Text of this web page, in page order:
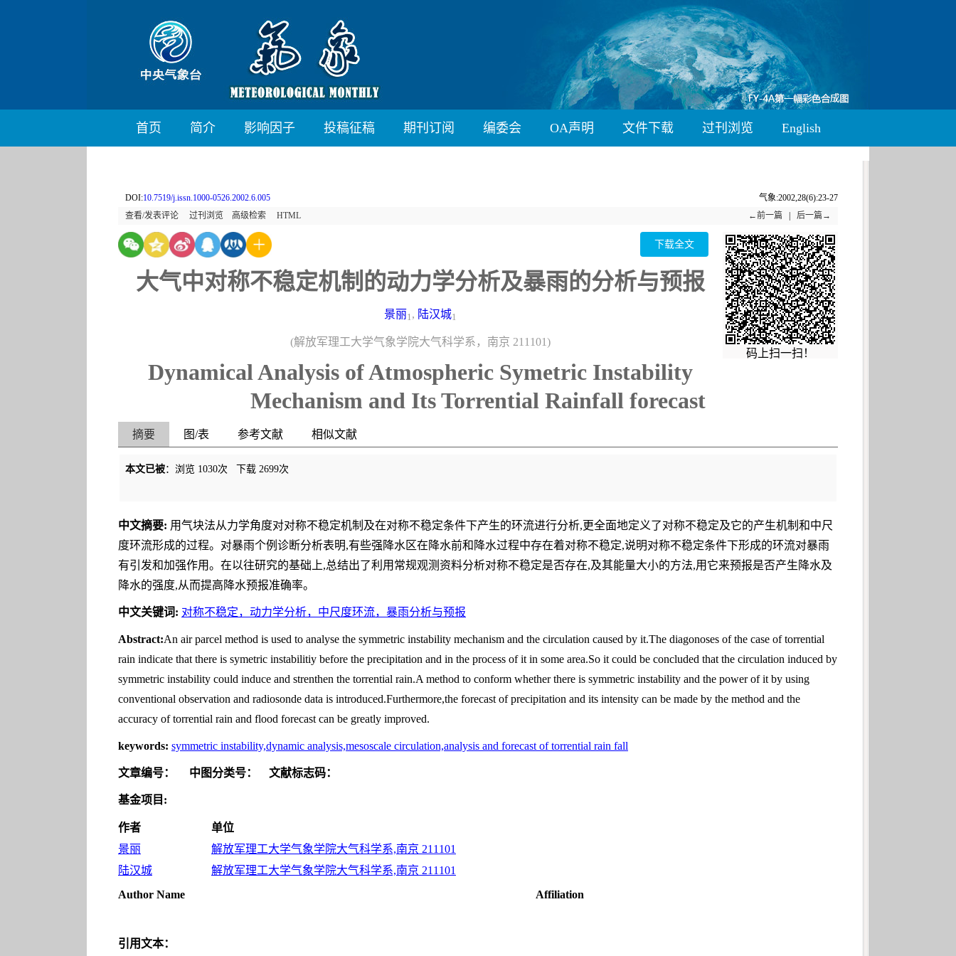
首页 简介 影响因子 投稿征稿 期刊订阅 编委会 OA声明 文件下载 过刊浏览 English
DOI:10.7519/j.issn.1000-0526.2002.6.005
气象:2002,28(6):23-27
查看/发表评论
过刊浏览 高级检索 HTML ←前一篇 后一篇→
码上扫一扫！
下载全文
大气中对称不稳定机制的动力学分析及暴雨的分析与预报
景丽1, 陆汉城1
(解放军理工大学气象学院大气科学系，南京 211101)
Dynamical Analysis of Atmospheric Symetric Instability
Mechanism and Its Torrential Rainfall forecast
摘要 图/表 参考文献 相似文献
本文已被：浏览 1030次 下载 2699次
中文摘要: 用气块法从力学角度对对称不稳定机制及在对称不稳定条件下产生的环流进行分析,更全面地定义了对称不稳定及它的产生机制和中尺
度环流形成的过程。对暴雨个例诊断分析表明,有些强降水区在降水前和降水过程中存在着对称不稳定,说明对称不稳定条件下形成的环流对暴雨
有引发和加强作用。在以往研究的基础上,总结出了利用常规观测资料分析对称不稳定是否存在,及其能量大小的方法,用它来预报是否产生降水及
降水的强度,从而提高降水预报准确率。
中文关键词: 对称不稳定，动力学分析，中尺度环流，暴雨分析与预报
Abstract:An air parcel method is used to analyse the symmetric instability mechanism and the circulation caused by it.The diagonoses of the case of torrential
rain indicate that there is symetric instabilitiy before the precipitation and in the process of it in some area.So it could be concluded that the circulation induced by
symmetric instability could induce and strenthen the torrential rain.A method to conform whether there is symmetric instability and the power of it by using
conventional observation and radiosonde data is introduced.Furthermore,the forecast of precipitation and its intensity can be made by the method and the
accuracy of torrential rain and flood forecast can be greatly improved.
keywords: symmetric instability,dynamic analysis,mesoscale circulation,analysis and forecast of torrential rain fall
文章编号： 中图分类号： 文献标志码：
基金项目:
作者
单位
景丽
解放军理工大学气象学院大气科学系,南京 211101
陆汉城
解放军理工大学气象学院大气科学系,南京 211101
Author Name
Affiliation
引用文本：